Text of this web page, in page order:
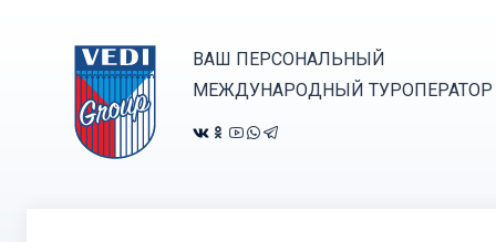
ВАШ ПЕРСОНАЛЬНЫЙ
МЕЖДУНАРОДНЫЙ ТУРОПЕРАТОР